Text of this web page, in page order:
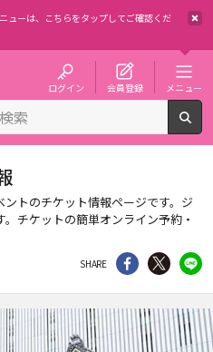
ューは、
こちらをタップしてご確認くだ
ログイン 会員登録 メニュー
ントのチケット情報ページです。ジ
チケットの簡単オンライン予約・
SHARE シェア Twitter